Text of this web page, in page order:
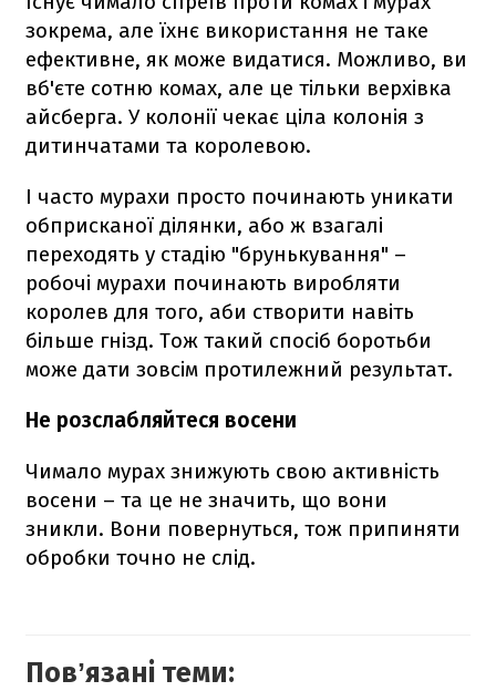
зокрема, але їхнє використання не таке
ефективне, як може видатися. Можливо, ви
вб'єте сотню комах, але це тільки верхівка
айсберга. У колонії чекає ціла колонія з
дитинчатами та королевою.
І часто мурахи просто починають уникати
обприсканої ділянки, або ж взагалі
переходять у стадію "брунькування" –
робочі мурахи починають виробляти
королев для того, аби створити навіть
більше гнізд. Тож такий спосіб боротьби
може дати зовсім протилежний результат.
Не розслабляйтеся восени
Чимало мурах знижують свою активність
восени – та це не значить, що вони
зникли. Вони повернуться, тож припиняти
обробки точно не слід.
Повʼязані теми: